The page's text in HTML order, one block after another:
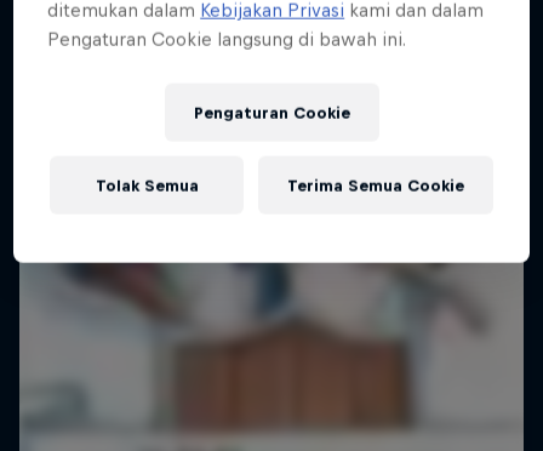
ditemukan dalam Kebijakan Privasi kami dan dalam
Pengaturan Cookie langsung di bawah ini.
Pengaturan Cookie
Tolak Semua Terima Semua Cookie